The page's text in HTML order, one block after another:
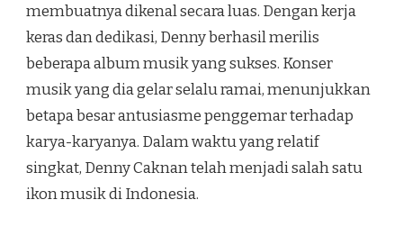
membuatnya dikenal secara luas. Dengan kerja
keras dan dedikasi, Denny berhasil merilis
beberapa album musik yang sukses. Konser
musik yang dia gelar selalu ramai, menunjukkan
betapa besar antusiasme penggemar terhadap
karya-karyanya. Dalam waktu yang relatif
singkat, Denny Caknan telah menjadi salah satu
ikon musik di Indonesia.